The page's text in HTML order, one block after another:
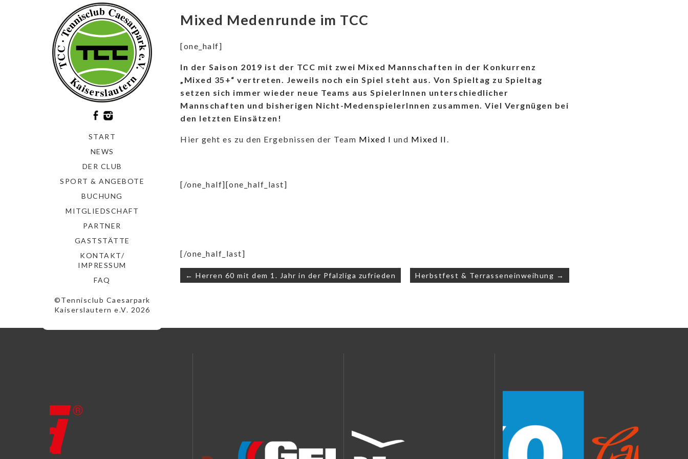
START
NEWS
DER CLUB
SPORT & ANGEBOTE
BUCHUNG
MITGLIEDSCHAFT
PARTNER
GASTSTÄTTE
KONTAKT/
IMPRESSUM
FAQ
©Tennisclub Caesarpark
Kaiserslautern e.V. 2026
Mixed Medenrunde im TCC
[one_half]
In der Saison 2019 ist der TCC mit zwei Mixed Mannschaften in der Konkurrenz
„Mixed 35+“ vertreten. Jeweils noch ein Spiel steht aus. Von Spieltag zu Spieltag
setzen sich immer wieder neue Teams aus SpielerInnen unterschiedlicher
Mannschaften und bisherigen Nicht-MedenspielerInnen zusammen. Viel Vergnügen bei
den letzten Einsätzen!
Hier geht es zu den Ergebnissen der Team Mixed I und Mixed II.
[/one_half][one_half_last]
[/one_half_last]
Beitragsnavigation
← Herren 60 mit dem 1. Jahr in der Pfalzliga zufrieden Herbstfest & Terrasseneinweihung →